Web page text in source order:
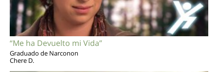
“Me ha Devuelto mi Vida”
Graduado de Narconon
Chere D.